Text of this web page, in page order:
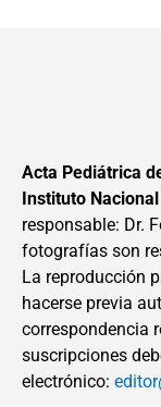
Acta Pediátrica
Instituto
responsable: Dr.
fotografías son
La reproducción
hacerse previa
correspondencia
suscripciones
electrónico: